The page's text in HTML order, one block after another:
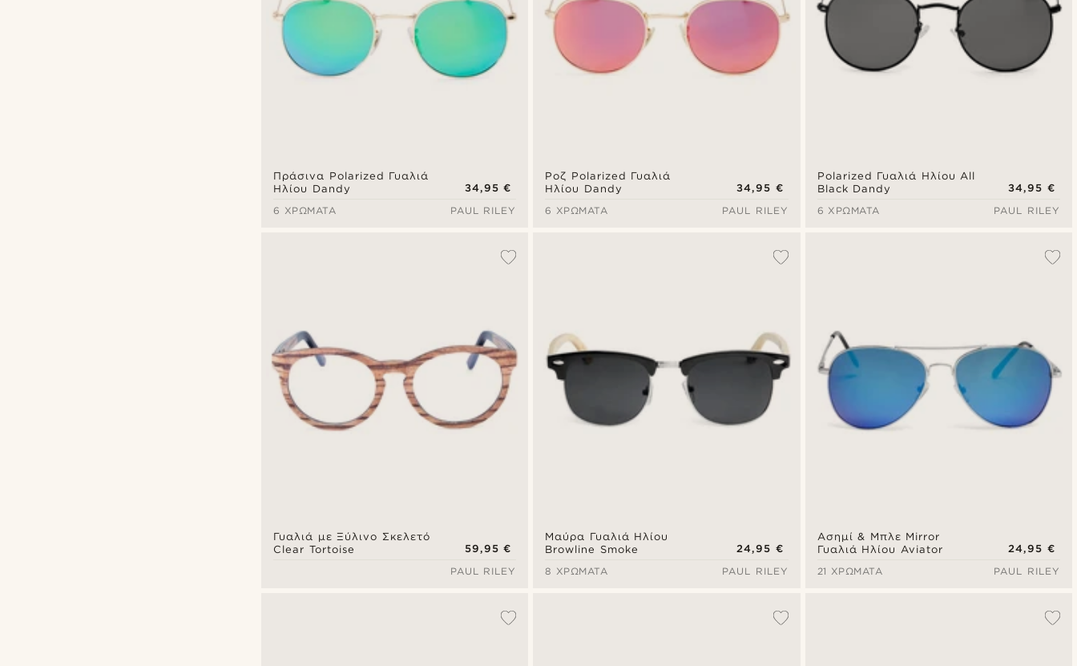
Πράσινα Polarized Γυαλιά
Ηλίου Dandy
34,95 €
6 ΧΡΏΜΑΤΑ
PAUL RILEY
Ροζ Polarized Γυαλιά
Ηλίου Dandy
34,95 €
6 ΧΡΏΜΑΤΑ
PAUL RILEY
Polarized Γυαλιά Ηλίου All
Black Dandy
34,95 €
6 ΧΡΏΜΑΤΑ
PAUL RILEY
Γυαλιά με Ξύλινο Σκελετό
Clear Tortoise
59,95 €
PAUL RILEY
Μαύρα Γυαλιά Ηλίου
Browline Smoke
24,95 €
8 ΧΡΏΜΑΤΑ
PAUL RILEY
Ασημί & Μπλε Mirror
Γυαλιά Ηλίου Aviator
24,95 €
21 ΧΡΏΜΑΤΑ
PAUL RILEY